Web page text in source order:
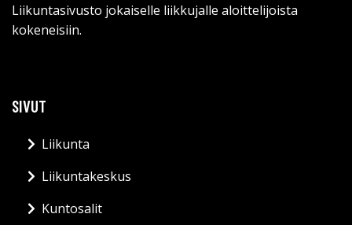
Liikuntasivusto jokaiselle liikkujalle aloittelijoista
kokeneisiin.
SIVUT
Liikunta
Liikuntakeskus
Kuntosalit